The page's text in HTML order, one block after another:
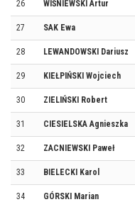
26 WIŚNIEWSKI Artur
27 SAK Ewa
28 LEWANDOWSKI Dariusz
29 KIEŁPIŃSKI Wojciech
30 ZIELIŃSKI Robert
31 CIESIELSKA Agnieszka
32 ZACNIEWSKI Paweł
33 BIELECKI Karol
34 GÓRSKI Marian